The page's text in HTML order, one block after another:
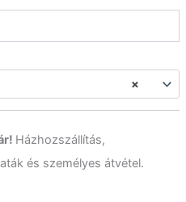
×
Házhozszállítás,
és személyes átvétel.